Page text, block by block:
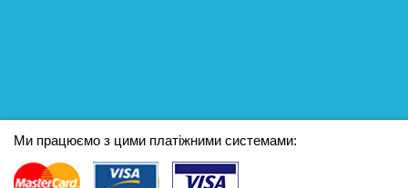
Ми працюємо з цими платіжними системами: